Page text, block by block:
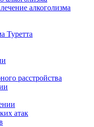
алкоголизма
Туретта
расстройства
атак